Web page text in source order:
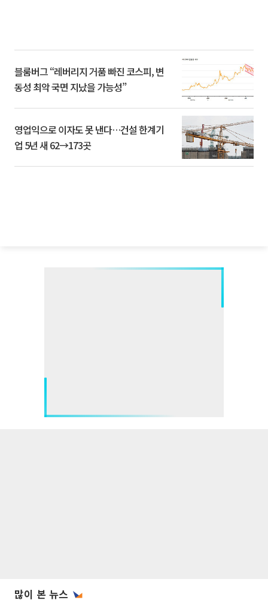
블룸버그 “레버리지 거품 빠진 코스피, 변
동성 최악 국면 지났을 가능성”
영업익으로 이자도 못 낸다…건설 한계기
업 5년 새 62→173곳
많이 본 뉴스